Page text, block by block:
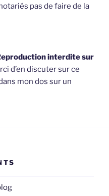
pas de faire de la
interdite sur
d’en discuter sur ce
mon dos sur un